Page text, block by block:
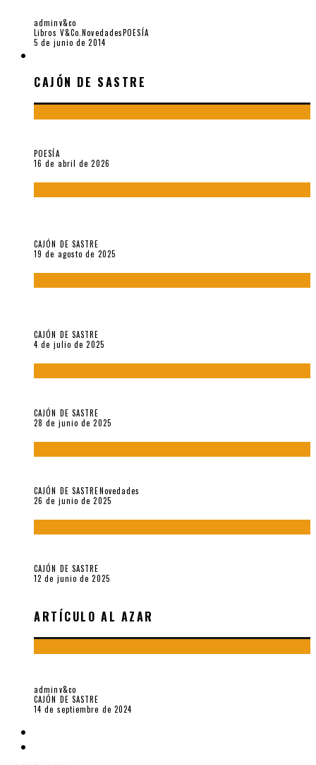
adminv&co
Libros V&Co.NovedadesPOESÍA
5 de junio de 2014
CAJÓN DE SASTRE
POESÍA
16 de abril de 2026
CAJÓN DE SASTRE
19 de agosto de 2025
CAJÓN DE SASTRE
4 de julio de 2025
CAJÓN DE SASTRE
28 de junio de 2025
CAJÓN DE SASTRENovedades
26 de junio de 2025
CAJÓN DE SASTRE
12 de junio de 2025
ARTÍCULO AL AZAR
adminv&co
CAJÓN DE SASTRE
14 de septiembre de 2024